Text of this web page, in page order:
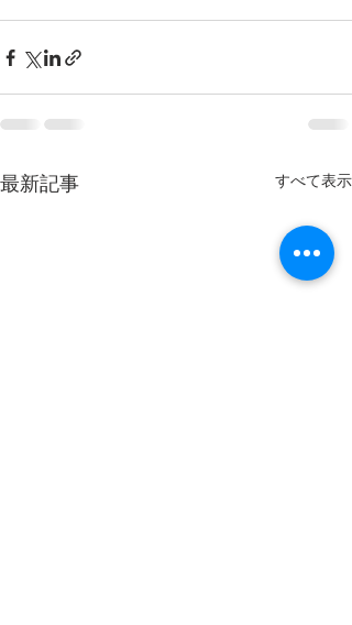
最新記事 すべて表示